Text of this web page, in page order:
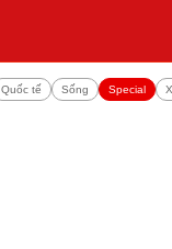
Quốc tế Sống Special